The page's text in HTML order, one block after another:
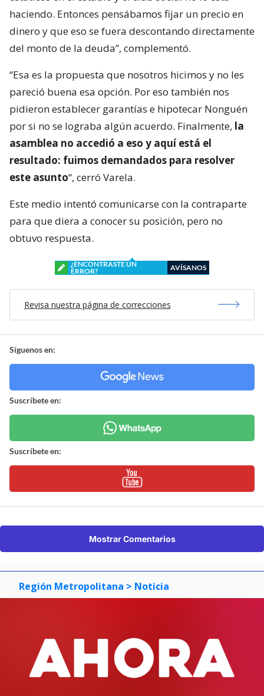
haciendo. Entonces pensábamos fijar un precio en
dinero y que eso se fuera descontando directamente
del monto de la deuda”, complementó.
“Esa es la propuesta que nosotros hicimos y no les
pareció buena esa opción. Por eso también nos
pidieron establecer garantías e hipotecar Nonguén
por si no se lograba algún acuerdo. Finalmente, la
asamblea no accedió a eso y aquí está el
resultado: fuimos demandados para resolver
este asunto“, cerró Varela.
Este medio intentó comunicarse con la contraparte
para que diera a conocer su posición, pero no
obtuvo respuesta.
¿ENCONTRASTE UN
ERROR?
AVÍSANOS
Revisa nuestra página de correcciones
Síguenos en:
Suscríbete en:
Suscríbete en:
Mostrar Comentarios
Región Metropolitana > Noticia